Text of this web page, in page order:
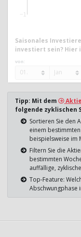
−1
Saisonales
investiert sein? Hier
von:
Tipp: Mit dem
folgende zyklischen
Sortieren Sie den
einem
beispielsweise im
Filtern Sie die
bestimmten
auffällige,
Top-Feature:
Abschwungphase